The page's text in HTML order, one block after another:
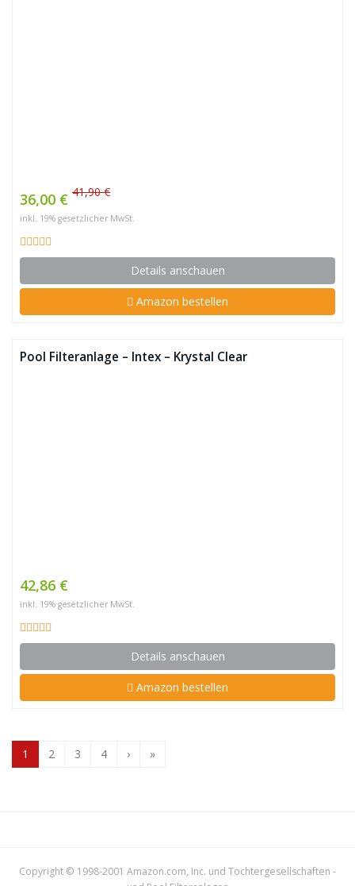
36,00 € 41,90 €
inkl. 19% gesetzlicher MwSt.
Details anschauen
Amazon bestellen
Pool Filteranlage – Intex – Krystal Clear
42,86 €
inkl. 19% gesetzlicher MwSt.
Details anschauen
Amazon bestellen
1 2 3 4 › »
Copyright © 1998-2001 Amazon.com, Inc. und Tochtergesellschaften -